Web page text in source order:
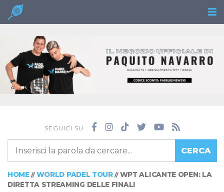
SEGUICI SU
CERCA
HOME// WORLD PADEL TOUR// WPT ALICANTE OPEN: LA
DIRETTA STREAMING DELLE FINALI